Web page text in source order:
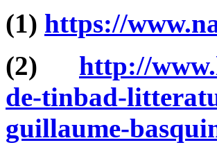
(1) https://
(2) http://
de-tinbad-
guillaume-